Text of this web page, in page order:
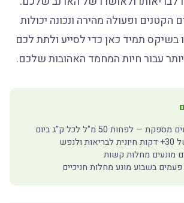
ופעולה מהירה ונכונה יכולות
בשיקס תמיד כאן כדי לסייע ולתת לכם
עבור חיות המחמד האהובות שלכם.
— לפחות 50 מ"ל לכל ק"ג ביום
מונעים מחלות קשות